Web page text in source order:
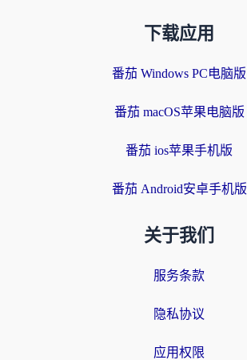
下载应用
番茄 Windows PC电脑版
番茄 macOS苹果电脑版
番茄 ios苹果手机版
番茄 Android安卓手机版
关于我们
服务条款
隐私协议
应用权限